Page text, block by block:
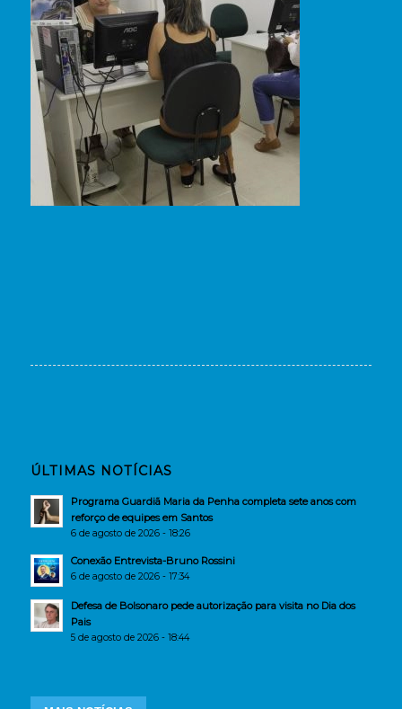
ÚLTIMAS NOTÍCIAS
Programa Guardiã Maria da Penha completa sete anos com
reforço de equipes em Santos
6 de agosto de 2026 - 18:26
Conexão Entrevista-Bruno Rossini
6 de agosto de 2026 - 17:34
Defesa de Bolsonaro pede autorização para visita no Dia dos
Pais
5 de agosto de 2026 - 18:44